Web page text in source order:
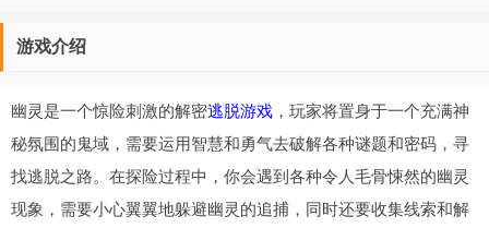
游戏介绍
幽灵是一个惊险刺激的解密逃脱游戏 ，玩家将置身于一个充满神
秘氛围的鬼域，需要运用智慧和勇气去破解各种谜题和密码，寻
找逃脱之路。在探险过程中，你会遇到各种令人毛骨悚然的幽灵
现象，需要小心翼翼地躲避幽灵的追捕，同时还要收集线索和解